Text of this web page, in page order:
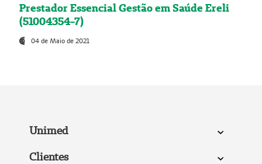
Prestador Essencial Gestão em Saúde Ereli
(51004354-7)
04 de Maio de 2021
Unimed
Clientes